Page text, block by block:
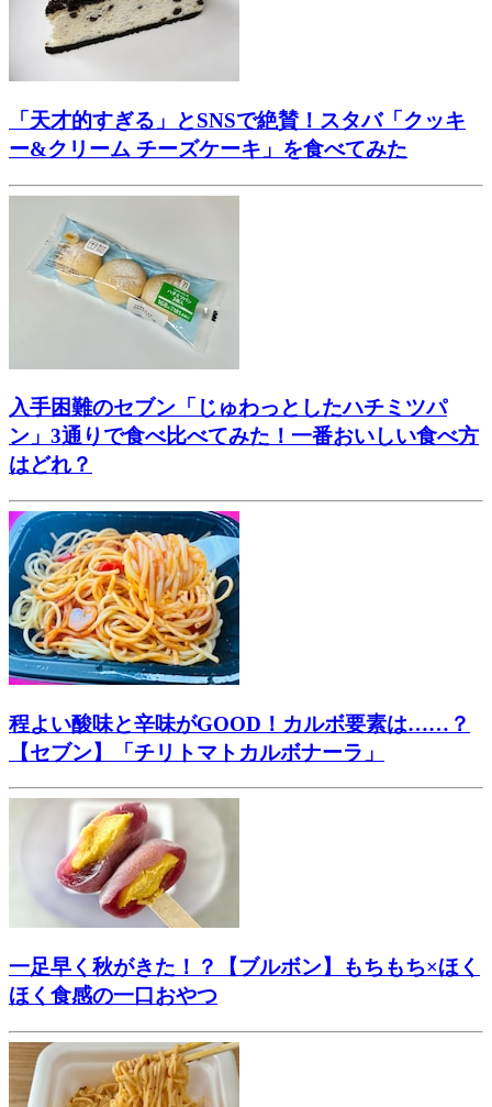
「天才的すぎる」とSNSで絶賛！スタバ「クッキ
ー&クリーム チーズケーキ」を食べてみた
入手困難のセブン「じゅわっとしたハチミツパ
ン」3通りで食べ比べてみた！一番おいしい食べ方
はどれ？
程よい酸味と辛味がGOOD！カルボ要素は……？
【セブン】「チリトマトカルボナーラ」
一足早く秋がきた！？【ブルボン】もちもち×ほく
ほく食感の一口おやつ